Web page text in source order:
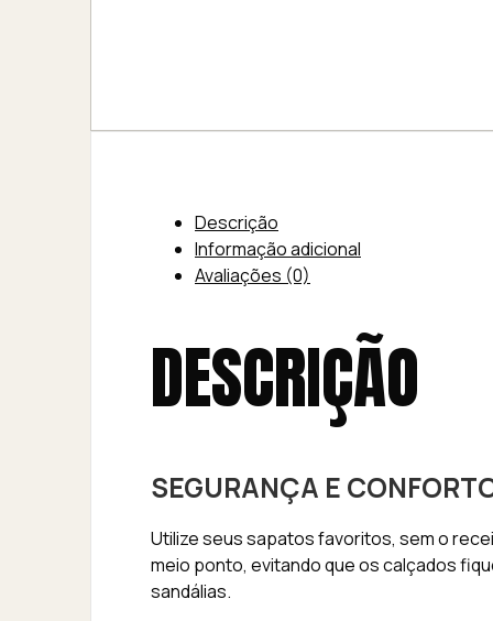
Descrição
Informação adicional
Avaliações (0)
DESCRIÇÃO
SEGURANÇA E
Utilize seus sapatos favoritos, sem o
meio ponto, evitando que os calçados
sandálias.